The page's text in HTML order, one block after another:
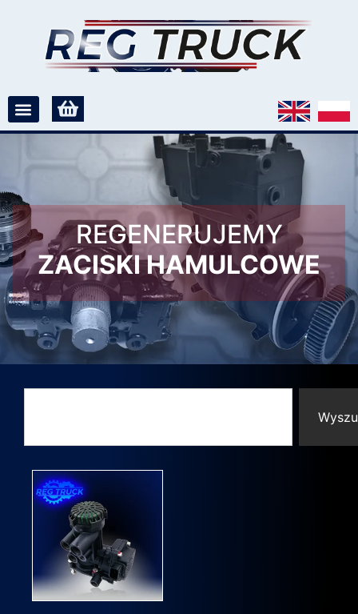
REGENERUJEMY
ZACISKI HAMULCOWE